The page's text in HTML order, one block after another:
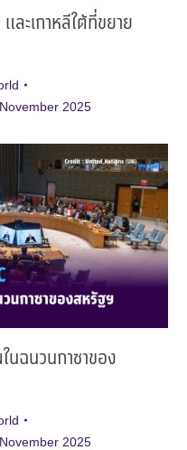
ละเกาหลีใต้ที่ขยาย
2025
นฉนวนกาซาของ
2025